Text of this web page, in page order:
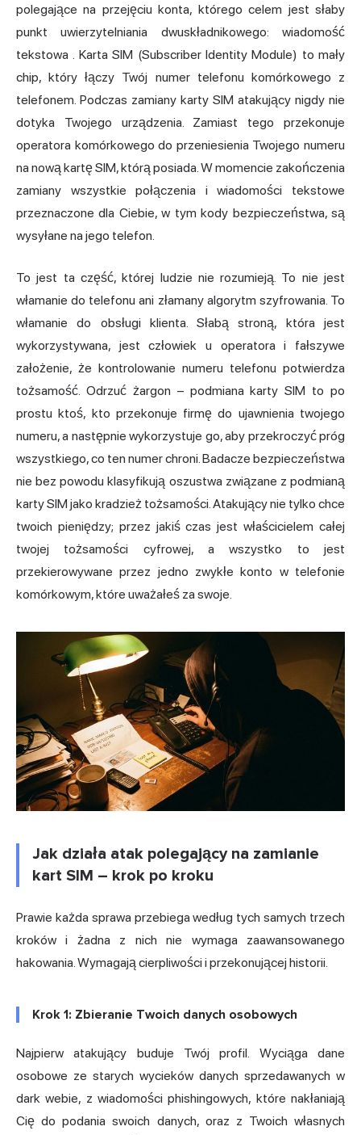
polegające na przejęciu konta, którego celem jest słaby
punkt uwierzytelniania dwuskładnikowego: wiadomość
tekstowa . Karta SIM (Subscriber Identity Module) to mały
chip, który łączy Twój numer telefonu komórkowego z
telefonem. Podczas zamiany karty SIM atakujący nigdy nie
dotyka Twojego urządzenia. Zamiast tego przekonuje
operatora komórkowego do przeniesienia Twojego numeru
na nową kartę SIM, którą posiada. W momencie zakończenia
zamiany wszystkie połączenia i wiadomości tekstowe
przeznaczone dla Ciebie, w tym kody bezpieczeństwa, są
wysyłane na jego telefon.
To jest ta część, której ludzie nie rozumieją. To nie jest
włamanie do telefonu ani złamany algorytm szyfrowania. To
włamanie do obsługi klienta. Słabą stroną, która jest
wykorzystywana, jest człowiek u operatora i fałszywe
założenie, że kontrolowanie numeru telefonu potwierdza
tożsamość. Odrzuć żargon – podmiana karty SIM to po
prostu ktoś, kto przekonuje firmę do ujawnienia twojego
numeru, a następnie wykorzystuje go, aby przekroczyć próg
wszystkiego, co ten numer chroni. Badacze bezpieczeństwa
nie bez powodu klasyfikują oszustwa związane z podmianą
karty SIM jako kradzież tożsamości. Atakujący nie tylko chce
twoich pieniędzy; przez jakiś czas jest właścicielem całej
twojej tożsamości cyfrowej, a wszystko to jest
przekierowywane przez jedno zwykłe konto w telefonie
komórkowym, które uważałeś za swoje.
Jak działa atak polegający na zamianie
kart SIM – krok po kroku
Prawie każda sprawa przebiega według tych samych trzech
kroków i żadna z nich nie wymaga zaawansowanego
hakowania. Wymagają cierpliwości i przekonującej historii.
Krok 1: Zbieranie Twoich danych osobowych
Najpierw atakujący buduje Twój profil. Wyciąga dane
osobowe ze starych wycieków danych sprzedawanych w
dark webie, z wiadomości phishingowych, które nakłaniają
Cię do podania swoich danych, oraz z Twoich własnych